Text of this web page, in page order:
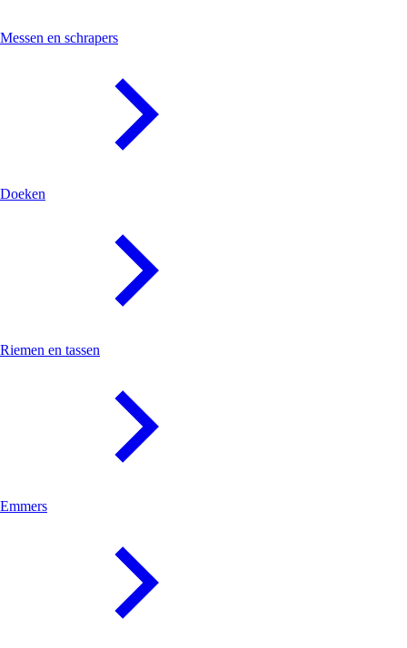
Messen en schrapers
Doeken
Riemen en tassen
Emmers